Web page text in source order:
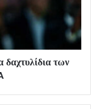
δαχτυλίδια των